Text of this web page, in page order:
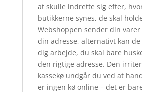
at skulle indrette sig efter,
butikkerne synes, de skal
Webshoppen sender din
din adresse, alternativt kan
dig arbejde, du skal bare
den rigtige adresse. Den
kassekø undgår du ved at
er ingen kø online – det er